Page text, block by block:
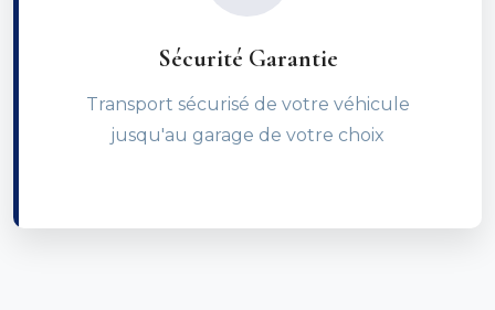
Sécurité Garantie
Transport sécurisé de votre véhicule
jusqu'au garage de votre choix